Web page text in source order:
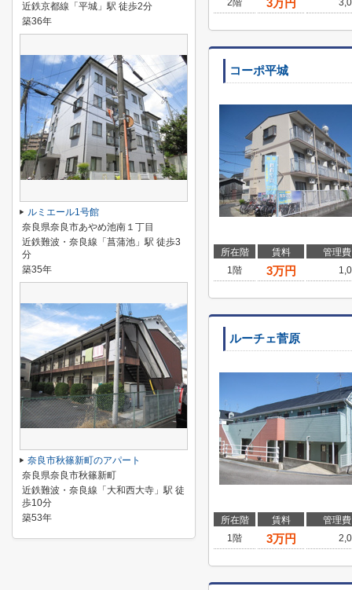
2階 3万円
コーポ平城
所在階 賃料
管理
1階
3万円
ルーチェ菅原
所在階 賃料
管理
1階
3万円
近鉄京都線「平城」駅 徒歩2分
築36年
ルミエール1号館
奈良県奈良市あやめ池南１丁目
近鉄難波・奈良線「菖蒲池」駅 徒歩3
分
築35年
奈良市秋篠新町のアパート
奈良県奈良市秋篠新町
近鉄難波・奈良線「大和西大寺」駅 徒
歩10分
築53年